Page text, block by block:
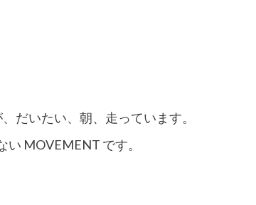
だいたい、朝、走っています。
MOVEMENT です。